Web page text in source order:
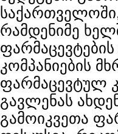
საქართველოში,
რამდენიმე
კომპანიების
ფარმაცევტულ
გავლენას
გამოიკვეთა